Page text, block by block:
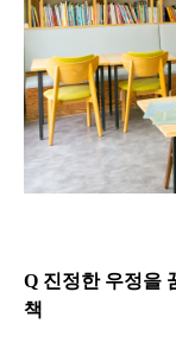
Q 진정한 우정을
책